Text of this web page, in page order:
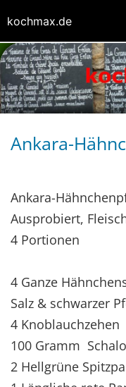
Ankara-
Ankara-
Ausprobiert,
4 Portionen
4 Ganze
Salz & schwarzer
4 Knoblauchzehen
100 Gramm
2 Hellgrüne
kochmax.de